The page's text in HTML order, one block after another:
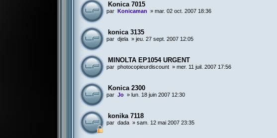
Konica 7015
par Konicaman »mar. 02 oct. 2007 18:36
konica 3135
par djela »jeu. 27 sept. 2007 12:05
MINOLTA EP1054 URGENT
par photocopieurdiscount »mer. 11 juil. 2007 17:56
Konica 2300
par Jo » lun. 18 juin 2007 12:30
konika 7118
par dada »sam. 12 mai 2007 23:35